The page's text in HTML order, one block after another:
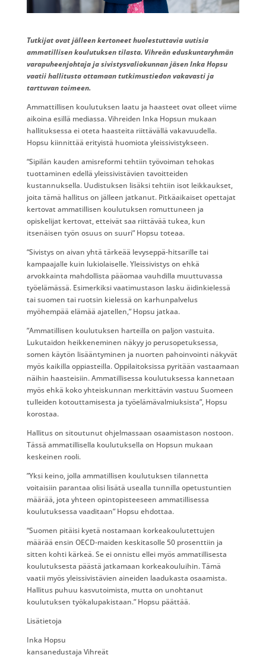
Tutkijat ovat jälleen kertoneet huolestuttavia uutisia
ammatillisen koulutuksen tilasta. Vihreän eduskuntaryhmän
varapuheenjohtaja ja sivistysvaliokunnan jäsen Inka Hopsu
vaatii hallitusta ottamaan tutkimustiedon vakavasti ja
tarttuvan toimeen.
Ammattillisen koulutuksen laatu ja haasteet ovat olleet viime
aikoina esillä mediassa. Vihreiden Inka Hopsun mukaan
hallituksessa ei oteta haasteita riittävällä vakavuudella.
Hopsu kiinnittää erityistä huomiota yleissivistykseen.
“Sipilän kauden amisreformi tehtiin työvoiman tehokas
tuottaminen edellä yleissivistävien tavoitteiden
kustannuksella. Uudistuksen lisäksi tehtiin isot leikkaukset,
joita tämä hallitus on jälleen jatkanut. Pitkäaikaiset opettajat
kertovat ammatillisen koulutuksen romuttuneen ja
opiskelijat kertovat, etteivät saa riittävää tukea, kun
itsenäisen työn osuus on suuri” Hopsu toteaa.
“Sivistys on aivan yhtä tärkeää levyseppä-hitsarille tai
kampaajalle kuin lukiolaiselle. Yleissivistys on ehkä
arvokkainta mahdollista pääomaa vauhdilla muuttuvassa
työelämässä. Esimerkiksi vaatimustason lasku äidinkielessä
tai suomen tai ruotsin kielessä on karhunpalvelus
myöhempää elämää ajatellen,” Hopsu jatkaa.
”Ammatillisen koulutuksen harteilla on paljon vastuita.
Lukutaidon heikkeneminen näkyy jo perusopetuksessa,
somen käytön lisääntyminen ja nuorten pahoinvointi näkyvät
myös kaikilla oppiasteilla. Oppilaitoksissa pyritään vastaamaan
näihin haasteisiin. Ammatillisessa koulutuksessa kannetaan
myös ehkä koko yhteiskunnan merkittävin vastuu Suomeen
tulleiden kotouttamisesta ja työelämävalmiuksista”, Hopsu
korostaa.
Hallitus on sitoutunut ohjelmassaan osaamistason nostoon.
Tässä ammatillisella koulutuksella on Hopsun mukaan
keskeinen rooli.
”Yksi keino, jolla ammatillisen koulutuksen tilannetta
voitaisiin parantaa olisi lisätä usealla tunnilla opetustuntien
määrää, jota yhteen opintopisteeseen ammatillisessa
koulutuksessa vaaditaan” Hopsu ehdottaa.
“Suomen pitäisi kyetä nostamaan korkeakoulutettujen
määrää ensin OECD-maiden keskitasolle 50 prosenttiin ja
sitten kohti kärkeä. Se ei onnistu ellei myös ammatillisesta
koulutuksesta päästä jatkamaan korkeakouluihin. Tämä
vaatii myös yleissivistävien aineiden laadukasta osaamista.
Hallitus puhuu kasvutoimista, mutta on unohtanut
koulutuksen työkalupakistaan.” Hopsu päättää.
Lisätietoja
Inka Hopsu
kansanedustaja Vihreät